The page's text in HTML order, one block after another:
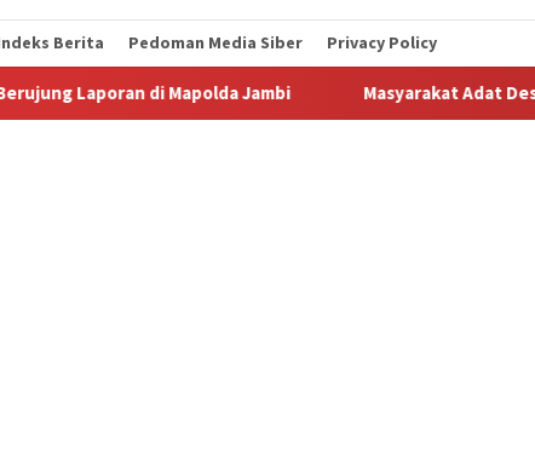
Berita Pedoman Media Siber Privacy Policy
Masyarakat Adat Desa Lermatang Menanti